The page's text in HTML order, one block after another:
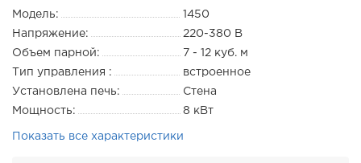
Модель:
1450
Напряжение:
220-380 В
Объем парной:
7 - 12 куб. м
Тип управления :
встроенное
Установлена печь:
Стена
Мощность:
8 кВт
Показать все характеристики